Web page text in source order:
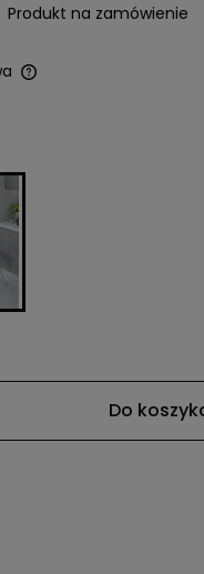
Produkt na zamówienie
Do